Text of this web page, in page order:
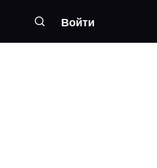
Войти